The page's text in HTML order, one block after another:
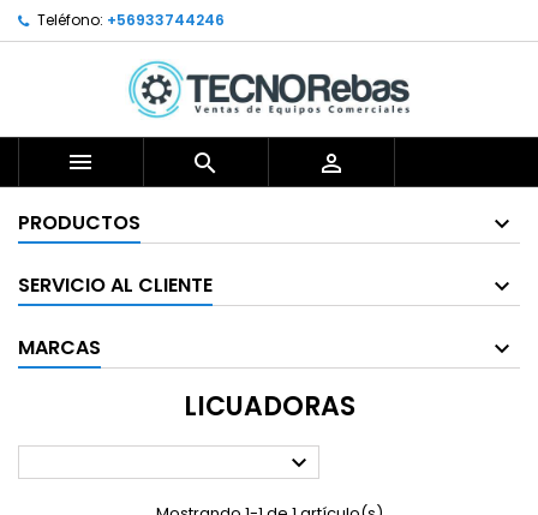
Teléfono: +56933744246
  
PRODUCTOS
SERVICIO AL CLIENTE
MARCAS
LICUADORAS
